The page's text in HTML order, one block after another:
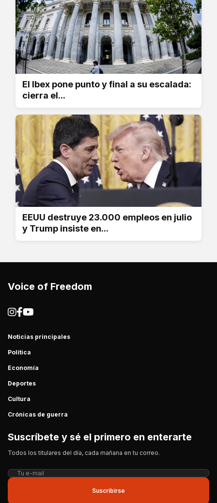
El Ibex pone punto y final a su escalada:
cierra el...
EEUU destruye 23.000 empleos en julio
y Trump insiste en...
Voice of Freedom
Noticias principales
Política
Economía
Deportes
Cultura
Crónicas de guerra
Suscríbete y sé el primero en enterarte
Todos los titulares del día, cada mañana en tu correo.
Suscribirse